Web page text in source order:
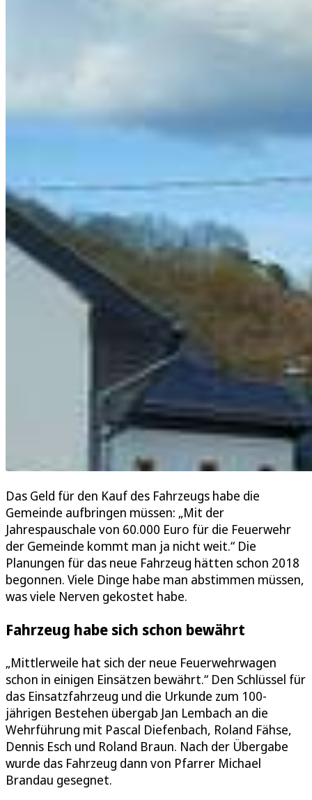
Das Geld für den Kauf des Fahrzeugs habe die
Gemeinde aufbringen müssen: „Mit der
Jahrespauschale von 60.000 Euro für die Feuerwehr
der Gemeinde kommt man ja nicht weit.“ Die
Planungen für das neue Fahrzeug hätten schon 2018
begonnen. Viele Dinge habe man abstimmen müssen,
was viele Nerven gekostet habe.
Fahrzeug habe sich schon bewährt
„Mittlerweile hat sich der neue Feuerwehrwagen
schon in einigen Einsätzen bewährt.“ Den Schlüssel für
das Einsatzfahrzeug und die Urkunde zum 100-
jährigen Bestehen übergab Jan Lembach an die
Wehrführung mit Pascal Diefenbach, Roland Fähse,
Dennis Esch und Roland Braun. Nach der Übergabe
wurde das Fahrzeug dann von Pfarrer Michael
Brandau gesegnet.